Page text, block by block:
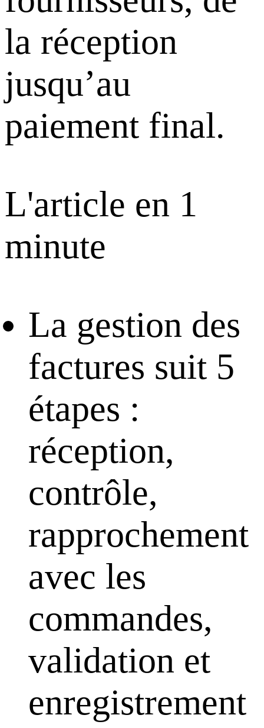
la réception
jusqu’au
paiement final.
L'article en 1
minute
La gestion des
factures suit 5
étapes :
réception,
contrôle,
rapprochement
avec les
commandes,
validation et
enregistrement